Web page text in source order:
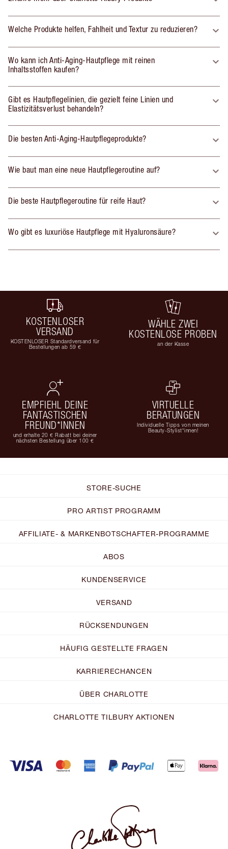
Welche Produkte helfen, Fahlheit und Textur zu reduzieren?
Wo kann ich Anti-Aging-Hautpflege mit reinen
Inhaltsstoffen kaufen?
Gibt es Hautpflegelinien, die gezielt feine Linien und
Elastizitätsverlust behandeln?
Die besten Anti-Aging-Hautpflegeprodukte?
Wie baut man eine neue Hautpflegeroutine auf?
Die beste Hautpflegeroutine für reife Haut?
Wo gibt es luxuriöse Hautpflege mit Hyaluronsäure?
KOSTENLOSER
VERSAND
KOSTENLOSER Standardversand für
Bestellungen ab 59 €
WÄHLE ZWEI
KOSTENLOSE PROBEN
an der Kasse
EMPFIEHL DEINE
FANTASTISCHEN
FREUND*INNEN
und erhalte 20 € Rabatt bei deiner
nächsten Bestellung über 100 €
VIRTUELLE
BERATUNGEN
Individuelle Tipps von meinen
Beauty-Stylist*innen!
STORE-SUCHE
PRO ARTIST PROGRAMM
AFFILIATE- & MARKENBOTSCHAFTER-PROGRAMME
ABOS
KUNDENSERVICE
VERSAND
RÜCKSENDUNGEN
HÄUFIG GESTELLTE FRAGEN
KARRIERECHANCEN
ÜBER CHARLOTTE
CHARLOTTE TILBURY AKTIONEN